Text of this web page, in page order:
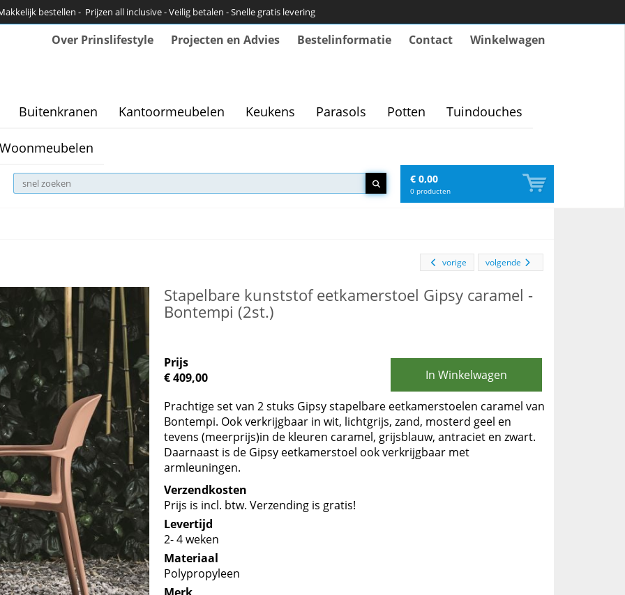
bestellen - Prijzen all inclusive - Veilig betalen - Snelle gratis levering
Over Prinslifestyle Projecten en Advies Bestelinformatie Contact Winkelwagen
Buitenkranen Kantoormeubelen Keukens Parasols Potten Tuindouches
Woonmeubelen
€ 0,00
0 producten
volgende
vorige
Stapelbare kunststof eetkamerstoel Gipsy caramel -
Bontempi (2st.)
Prijs
€ 409,00
In Winkelwagen
Prachtige set van 2 stuks Gipsy stapelbare eetkamerstoelen caramel van
Bontempi. Ook verkrijgbaar in wit, lichtgrijs, zand, mosterd geel en
tevens (meerprijs)in de kleuren caramel, grijsblauw, antraciet en zwart.
Daarnaast is de Gipsy eetkamerstoel ook verkrijgbaar met
armleuningen.
Verzendkosten
Prijs is incl. btw. Verzending is gratis!
Levertijd
2- 4 weken
Materiaal
Polypropyleen